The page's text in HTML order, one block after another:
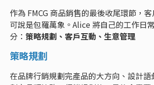
作為 FMCG 商品銷售的最後收尾環節，
可說是包羅萬象。Alice 將自己的工作日
分： 策略規劃、客戶互動、生意管理
策略規劃
在品牌行銷規劃完產品的大方向、設計語